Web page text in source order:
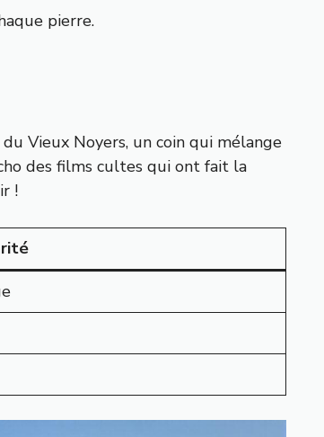
pierre.
Vieux Noyers, un coin qui mélange
des films cultes qui ont fait la
!